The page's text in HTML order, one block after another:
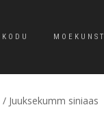
KODU MOEKUNST
/ Juuksekumm siniaas